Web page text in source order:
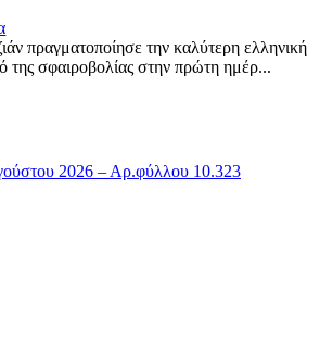
πραγματοποίησε την καλύτερη ελληνική
της σφαιροβολίας στην πρώτη ημέρ...
2026 – Αρ.φύλλου 10.323